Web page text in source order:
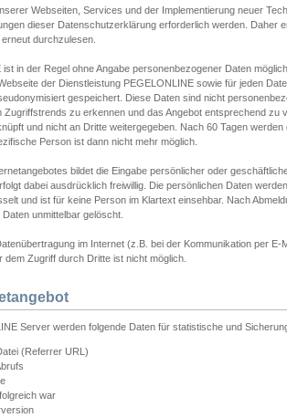
Webseiten, Services und der Implementierung neuer
dieser Datenschutzerklärung erforderlich werden. Daher
durchzulesen.
in der Regel ohne Angabe personenbezogener Daten
der Dienstleistung PEGELONLINE sowie für jeden
gespeichert. Diese Daten sind nicht
Zugriffstrends zu erkennen und das Angebot entsprechend zu
und nicht an Dritte weitergegeben. Nach 60 Tagen
Person ist dann nicht mehr möglich.
bildet die Eingabe persönlicher oder
dabei ausdrücklich freiwillig. Die persönlichen Daten
und ist für keine Person im Klartext einsehbar. Nach
unmittelbar gelöscht.
im Internet (z.B. bei der Kommunikation per
Zugriff durch Dritte ist nicht möglich.
Server werden folgende Daten für statistische und
(Referrer URL)
war